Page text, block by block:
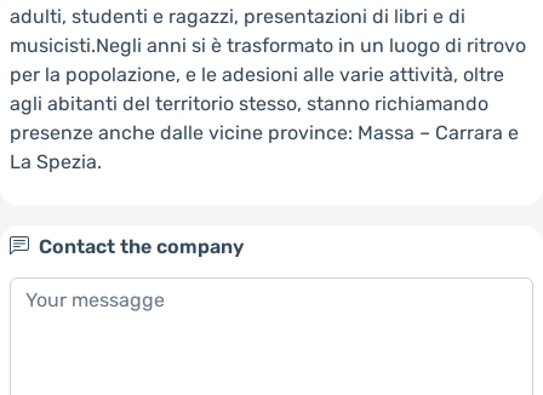
adulti, studenti e ragazzi, presentazioni di libri e di
musicisti.Negli anni si è trasformato in un luogo di ritrovo
per la popolazione, e le adesioni alle varie attività, oltre
agli abitanti del territorio stesso, stanno richiamando
presenze anche dalle vicine province: Massa – Carrara e
La Spezia.
Contact the company